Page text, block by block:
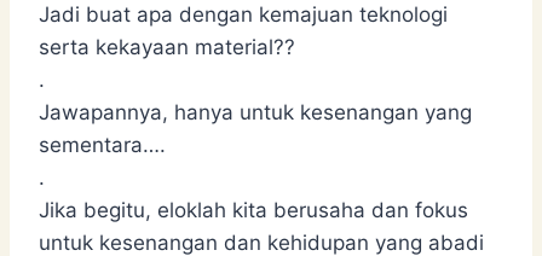
Jadi buat apa dengan kemajuan teknologi
serta kekayaan material??
.
Jawapannya, hanya untuk kesenangan yang
sementara….
.
Jika begitu, eloklah kita berusaha dan fokus
untuk kesenangan dan kehidupan yang abadi